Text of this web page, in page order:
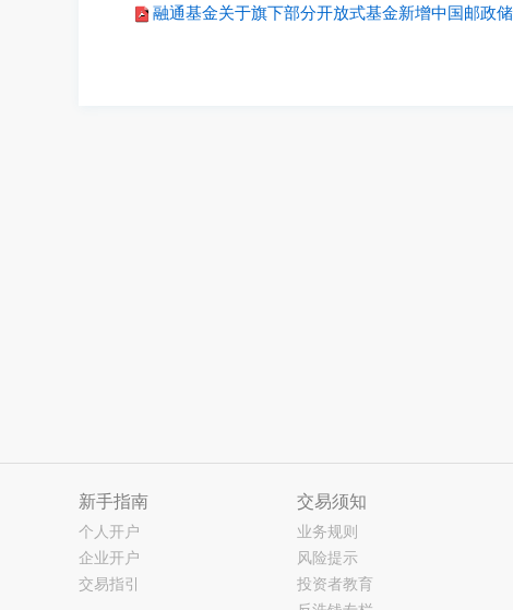
融通基金关于旗下部分开放式基金新增中国邮政
新手指南
个人开户
企业开户
交易指引
交易须知
业务规则
风险提示
投资者教育